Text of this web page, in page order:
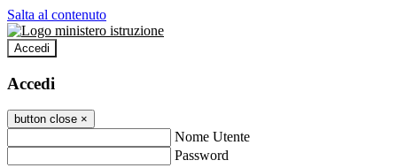
Salta al contenuto
Accedi
Accedi
button close ×
Nome Utente
Password